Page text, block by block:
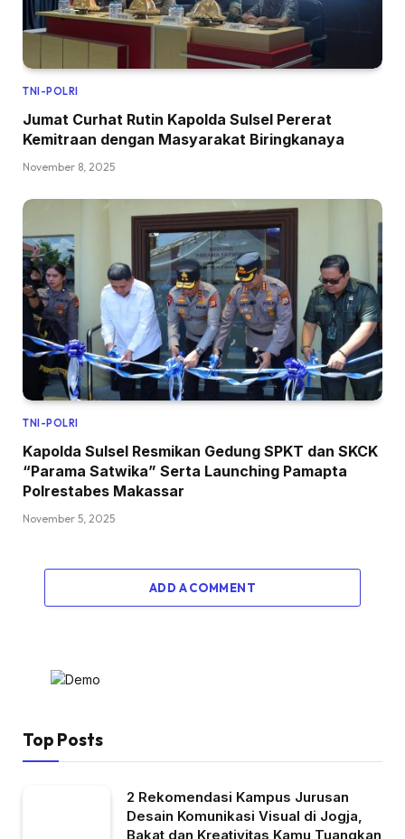
TNI-POLRI
Jumat Curhat Rutin Kapolda Sulsel Pererat
Kemitraan dengan Masyarakat Biringkanaya
November 8, 2025
TNI-POLRI
Kapolda Sulsel Resmikan Gedung SPKT dan SKCK
“Parama Satwika” Serta Launching Pamapta
Polrestabes Makassar
November 5, 2025
ADD A COMMENT
Top Posts
2 Rekomendasi Kampus Jurusan
Desain Komunikasi Visual di Jogja,
Bakat dan Kreativitas Kamu Tuangkan